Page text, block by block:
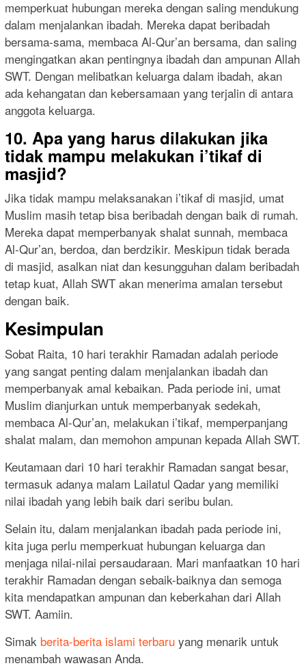
memperkuat hubungan mereka dengan saling mendukung
dalam menjalankan ibadah. Mereka dapat beribadah
bersama-sama, membaca Al-Qur’an bersama, dan saling
mengingatkan akan pentingnya ibadah dan ampunan Allah
SWT. Dengan melibatkan keluarga dalam ibadah, akan
ada kehangatan dan kebersamaan yang terjalin di antara
anggota keluarga.
10. Apa yang harus dilakukan jika
tidak mampu melakukan i’tikaf di
masjid?
Jika tidak mampu melaksanakan i’tikaf di masjid, umat
Muslim masih tetap bisa beribadah dengan baik di rumah.
Mereka dapat memperbanyak shalat sunnah, membaca
Al-Qur’an, berdoa, dan berdzikir. Meskipun tidak berada
di masjid, asalkan niat dan kesungguhan dalam beribadah
tetap kuat, Allah SWT akan menerima amalan tersebut
dengan baik.
Kesimpulan
Sobat Raita, 10 hari terakhir Ramadan adalah periode
yang sangat penting dalam menjalankan ibadah dan
memperbanyak amal kebaikan. Pada periode ini, umat
Muslim dianjurkan untuk memperbanyak sedekah,
membaca Al-Qur’an, melakukan i’tikaf, memperpanjang
shalat malam, dan memohon ampunan kepada Allah SWT.
Keutamaan dari 10 hari terakhir Ramadan sangat besar,
termasuk adanya malam Lailatul Qadar yang memiliki
nilai ibadah yang lebih baik dari seribu bulan.
Selain itu, dalam menjalankan ibadah pada periode ini,
kita juga perlu memperkuat hubungan keluarga dan
menjaga nilai-nilai persaudaraan. Mari manfaatkan 10 hari
terakhir Ramadan dengan sebaik-baiknya dan semoga
kita mendapatkan ampunan dan keberkahan dari Allah
SWT. Aamiin.
Simak berita-berita islami terbaru yang menarik untuk
menambah wawasan Anda.